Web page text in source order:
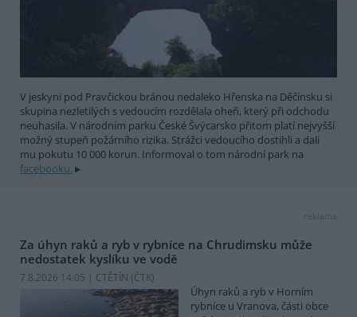
V jeskyni pod Pravčickou bránou nedaleko Hřenska na Děčínsku si
skupina nezletilých s vedoucím rozdělala oheň, který při odchodu
neuhasila. V národním parku České Švýcarsko přitom platí nejvyšší
možný stupeň požárního rizika. Strážci vedoucího dostihli a dali
mu pokutu 10 000 korun. Informoval o tom národní park na
facebooku.
reklama
Za úhyn raků a ryb v rybníce na Chrudimsku může
nedostatek kyslíku ve vodě
7.8.2026 14:05 | CTĚTÍN (ČTK)
Úhyn raků a ryb v Horním
rybníce u Vranova, části obce